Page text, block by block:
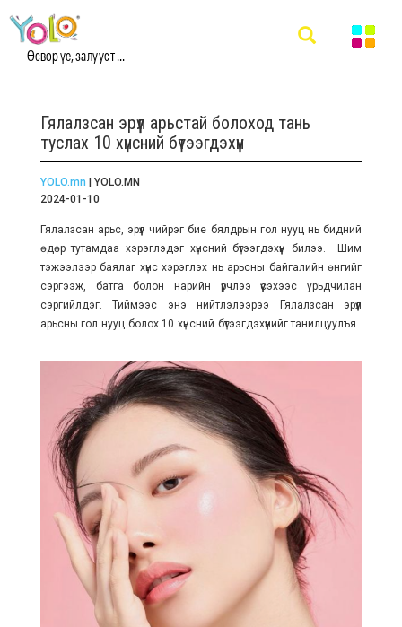
Өсвөр үе, залууст ...
Гялалзсан эрүүл арьстай болоход тань
туслах 10 хүнсний бүтээгдэхүүн
YOLO.mn | YOLO.MN
2024-01-10
Гялалзсан арьс, эрүүл чийрэг бие бялдрын гол нууц нь бидний
өдөр тутамдаа хэрэглэдэг хүнсний бүтээгдэхүүн билээ. Шим
тэжээлээр баялаг хүнс хэрэглэх нь арьсны байгалийн өнгийг
сэргээж, батга болон нарийн үрчлээ үүсэхээс урьдчилан
сэргийлдэг. Тиймээс энэ нийтлэлээрээ Гялалзсан эрүүл
арьсны гол нууц болох 10 хүнсний бүтээгдэхүүнийг танилцуулъя.